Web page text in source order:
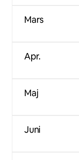
Mars
Apr.
Maj
Juni